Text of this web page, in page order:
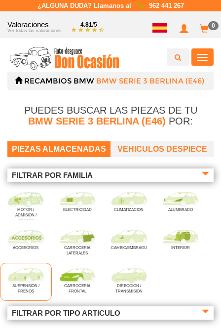
¿ALGUNA DUDA? Llamanos al 962 441 267
Valoraciones
Ver todas las valoraciones
4.81/5 0
RECAMBIOS BMW BMW SERIE 3 BERLINA (E46)
PUEDES BUSCAR LAS PIEZAS DE TU
BMW SERIE 3 BERLINA (E46) POR:
PIEZAS ALMACENADAS VEHICULOS DESPIECE
FILTRAR POR FAMILIA
MOTOR /
ADMISION /
ESCAPE
ELECTRICIDAD CLIMATIZACION ALUMBRADO
ACCESORIOS
CARROCERIA
LATERALES
CAMBIO/EMBRAGUE INTERIOR
SUSPENSION /
FRENOS
CARROCERIA
FRONTAL
DIRECCION /
TRANSMISION
FILTRAR POR TIPO ARTICULO